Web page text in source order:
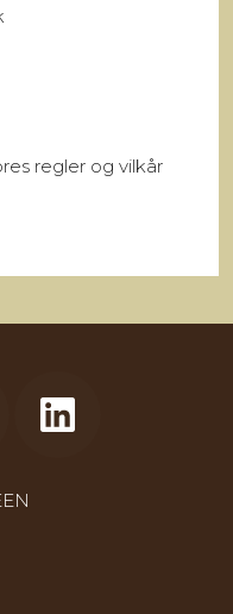
regler og vilkår